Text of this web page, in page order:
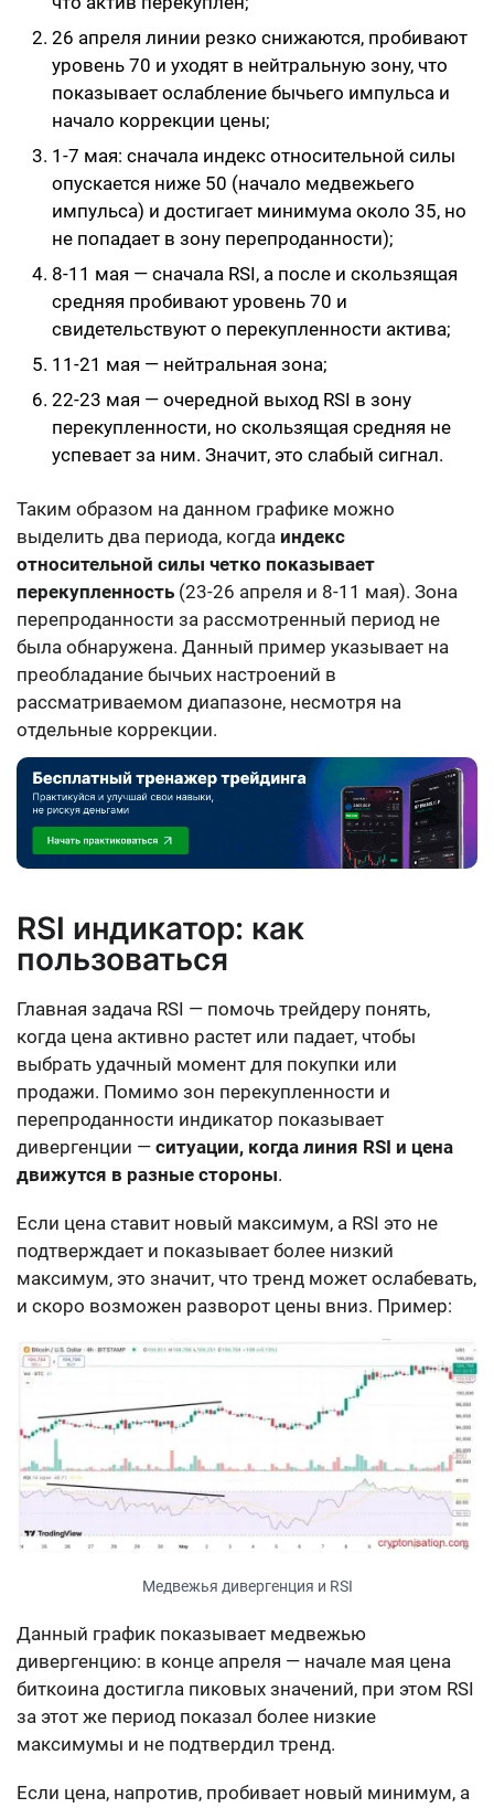
26 апреля линии резко снижаются, пробивают
уровень 70 и уходят в нейтральную зону, что
показывает ослабление бычьего импульса и
начало коррекции цены;
1-7 мая: сначала индекс относительной силы
опускается ниже 50 (начало медвежьего
импульса) и достигает минимума около 35, но
не попадает в зону перепроданности);
8-11 мая — сначала RSI, а после и скользящая
средняя пробивают уровень 70 и
свидетельствуют о перекупленности актива;
11-21 мая — нейтральная зона;
22-23 мая — очередной выход RSI в зону
перекупленности, но скользящая средняя не
успевает за ним. Значит, это слабый сигнал.
Таким образом на данном графике можно
выделить два периода, когда индекс
относительной силы четко показывает
перекупленность (23-26 апреля и 8-11 мая). Зона
перепроданности за рассмотренный период не
была обнаружена. Данный пример указывает на
преобладание бычьих настроений в
рассматриваемом диапазоне, несмотря на
отдельные коррекции.
RSI индикатор: как
пользоваться
Главная задача RSI — помочь трейдеру понять,
когда цена активно растет или падает, чтобы
выбрать удачный момент для покупки или
продажи. Помимо зон перекупленности и
перепроданности индикатор показывает
дивергенции — ситуации, когда линия RSI и цена
движутся в разные стороны.
Если цена ставит новый максимум, а RSI это не
подтверждает и показывает более низкий
максимум, это значит, что тренд может ослабевать,
и скоро возможен разворот цены вниз. Пример:
Медвежья дивергенция и RSI
Данный график показывает медвежью
дивергенцию: в конце апреля — начале мая цена
биткоина достигла пиковых значений, при этом RSI
за этот же период показал более низкие
максимумы и не подтвердил тренд.
Если цена, напротив, пробивает новый минимум, а